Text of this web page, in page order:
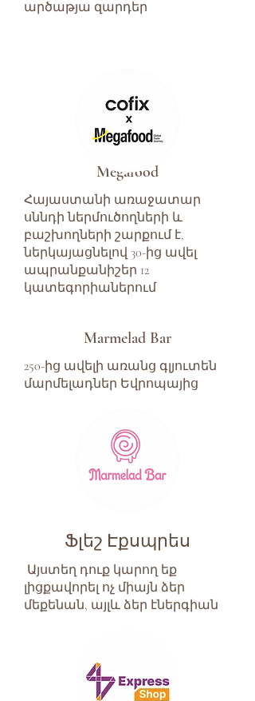
արծաթյա զարդեր
Megafood
Հայաստանի առաջատար
սննդի ներմուծողների և
բաշխողների շարքում է,
ներկայացնելով 30-ից ավել
ապրանքանիշեր 12
կատեգորիաներում
Marmelad Bar
250-ից ավելի առանց գլյուտեն
մարմելադներ Եվրոպայից
Ֆլեշ Էքսպրես
Այստեղ դուք կարող եք
լիցքավորել ոչ միայն ձեր
մեքենան, այլև ձեր էներգիան